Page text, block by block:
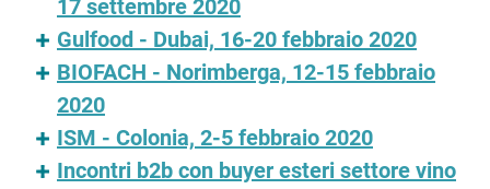
17 settembre 2020
Gulfood - Dubai, 16-20 febbraio 2020
BIOFACH - Norimberga, 12-15 febbraio
2020
ISM - Colonia, 2-5 febbraio 2020
Incontri b2b con buyer esteri settore vino